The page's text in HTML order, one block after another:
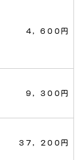
４，６００円
９，３００円
３７，２００円